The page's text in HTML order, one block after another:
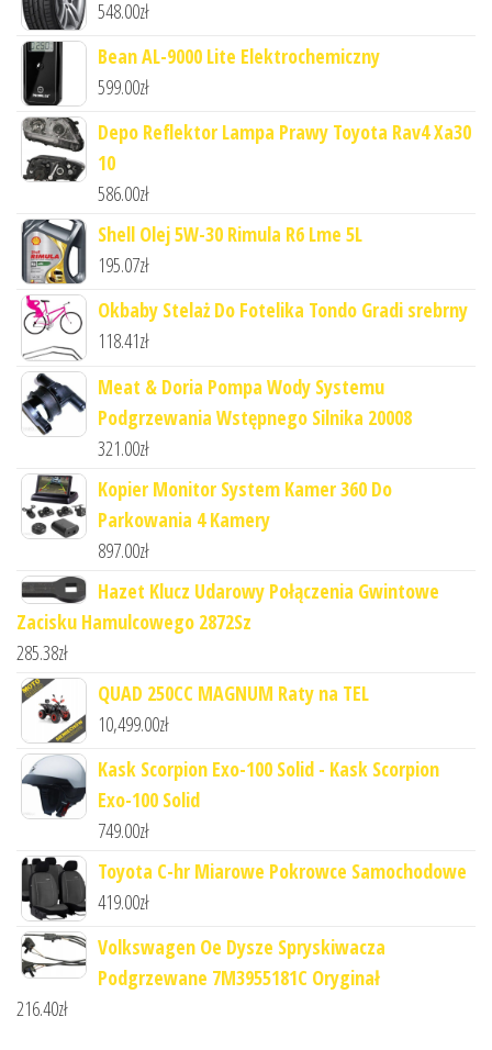
548.00zł
Bean AL-9000 Lite Elektrochemiczny
599.00zł
Depo Reflektor Lampa Prawy Toyota Rav4 Xa30
10
586.00zł
Shell Olej 5W-30 Rimula R6 Lme 5L
195.07zł
Okbaby Stelaż Do Fotelika Tondo Gradi srebrny
118.41zł
Meat & Doria Pompa Wody Systemu
Podgrzewania Wstępnego Silnika 20008
321.00zł
Kopier Monitor System Kamer 360 Do
Parkowania 4 Kamery
897.00zł
Hazet Klucz Udarowy Połączenia Gwintowe
Zacisku Hamulcowego 2872Sz
285.38zł
QUAD 250CC MAGNUM Raty na TEL
10,499.00zł
Kask Scorpion Exo-100 Solid - Kask Scorpion
Exo-100 Solid
749.00zł
Toyota C-hr Miarowe Pokrowce Samochodowe
419.00zł
Volkswagen Oe Dysze Spryskiwacza
Podgrzewane 7M3955181C Oryginał
216.40zł